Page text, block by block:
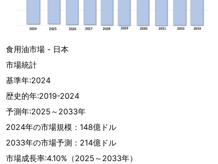
食用油市場 - 日本
市場統計
基準年:2024
歴史的年:2019-2024
予測年:2025～2033年
2024年の市場規模：148億ドル
2033年の市場予測：214億ドル
市場成長率:4.10%（2025～2033年）